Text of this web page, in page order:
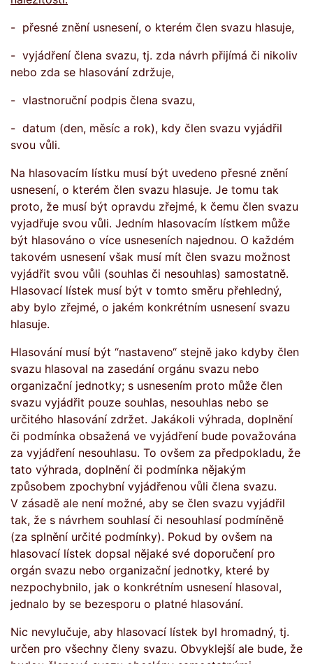
- přesné znění usnesení, o kterém člen svazu hlasuje,
- vyjádření člena svazu, tj. zda návrh přijímá či nikoliv
nebo zda se hlasování zdržuje,
- vlastnoruční podpis člena svazu,
- datum (den, měsíc a rok), kdy člen svazu vyjádřil
svou vůli.
Na hlasovacím lístku musí být uvedeno přesné znění
usnesení, o kterém člen svazu hlasuje. Je tomu tak
proto, že musí být opravdu zřejmé, k čemu člen svazu
vyjadřuje svou vůli. Jedním hlasovacím lístkem může
být hlasováno o více usneseních najednou. O každém
takovém usnesení však musí mít člen svazu možnost
vyjádřit svou vůli (souhlas či nesouhlas) samostatně.
Hlasovací lístek musí být v tomto směru přehledný,
aby bylo zřejmé, o jakém konkrétním usnesení svazu
hlasuje.
Hlasování musí být “nastaveno“ stejně jako kdyby člen
svazu hlasoval na zasedání orgánu svazu nebo
organizační jednotky; s usnesením proto může člen
svazu vyjádřit pouze souhlas, nesouhlas nebo se
určitého hlasování zdržet. Jakákoli výhrada, doplnění
či podmínka obsažená ve vyjádření bude považována
za vyjádření nesouhlasu. To ovšem za předpokladu, že
tato výhrada, doplnění či podmínka nějakým
způsobem zpochybní vyjádřenou vůli člena svazu.
V zásadě ale není možné, aby se člen svazu vyjádřil
tak, že s návrhem souhlasí či nesouhlasí podmíněně
(za splnění určité podmínky). Pokud by ovšem na
hlasovací lístek dopsal nějaké své doporučení pro
orgán svazu nebo organizační jednotky, které by
nezpochybnilo, jak o konkrétním usnesení hlasoval,
jednalo by se bezesporu o platné hlasování.
Nic nevylučuje, aby hlasovací lístek byl hromadný, tj.
určen pro všechny členy svazu. Obvyklejší ale bude, že